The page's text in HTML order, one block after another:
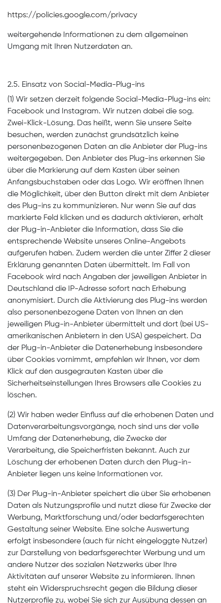
https://policies.google.com/privacy
weitergehende Informationen zu dem allgemeinen
Umgang mit Ihren Nutzerdaten an.
2.5. Einsatz von Social-Media-Plug-ins
(1) Wir setzen derzeit folgende Social-Media-Plug-ins ein:
Facebook und Instagram. Wir nutzen dabei die sog.
Zwei-Klick-Lösung. Das heißt, wenn Sie unsere Seite
besuchen, werden zunächst grundsätzlich keine
personenbezogenen Daten an die Anbieter der Plug-ins
weitergegeben. Den Anbieter des Plug-ins erkennen Sie
über die Markierung auf dem Kasten über seinen
Anfangsbuchstaben oder das Logo. Wir eröffnen Ihnen
die Möglichkeit, über den Button direkt mit dem Anbieter
des Plug-ins zu kommunizieren. Nur wenn Sie auf das
markierte Feld klicken und es dadurch aktivieren, erhält
der Plug-in-Anbieter die Information, dass Sie die
entsprechende Website unseres Online-Angebots
aufgerufen haben. Zudem werden die unter Ziffer 2 dieser
Erklärung genannten Daten übermittelt. Im Fall von
Facebook wird nach Angaben der jeweiligen Anbieter in
Deutschland die IP-Adresse sofort nach Erhebung
anonymisiert. Durch die Aktivierung des Plug-ins werden
also personenbezogene Daten von Ihnen an den
jeweiligen Plug-in-Anbieter übermittelt und dort (bei US-
amerikanischen Anbietern in den USA) gespeichert. Da
der Plug-in-Anbieter die Datenerhebung insbesondere
über Cookies vornimmt, empfehlen wir Ihnen, vor dem
Klick auf den ausgegrauten Kasten über die
Sicherheitseinstellungen Ihres Browsers alle Cookies zu
löschen.
(2) Wir haben weder Einfluss auf die erhobenen Daten und
Datenverarbeitungsvorgänge, noch sind uns der volle
Umfang der Datenerhebung, die Zwecke der
Verarbeitung, die Speicherfristen bekannt. Auch zur
Löschung der erhobenen Daten durch den Plug-in-
Anbieter liegen uns keine Informationen vor.
(3) Der Plug-in-Anbieter speichert die über Sie erhobenen
Daten als Nutzungsprofile und nutzt diese für Zwecke der
Werbung, Marktforschung und/oder bedarfsgerechten
Gestaltung seiner Website. Eine solche Auswertung
erfolgt insbesondere (auch für nicht eingeloggte Nutzer)
zur Darstellung von bedarfsgerechter Werbung und um
andere Nutzer des sozialen Netzwerks über Ihre
Aktivitäten auf unserer Website zu informieren. Ihnen
steht ein Widerspruchsrecht gegen die Bildung dieser
Nutzerprofile zu, wobei Sie sich zur Ausübung dessen an